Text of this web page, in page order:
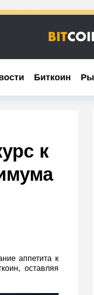
Биткоин
Биткоин
к
аппетита к
оставляя